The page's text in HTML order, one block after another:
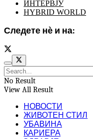
ИНТЕРВЈУ
HYBRID WORLD
Следете нѐ и на:
No Result
View All Result
НОВОСТИ
ЖИВОТЕН СТИЛ
УБАВИНА
КАРИЕРА